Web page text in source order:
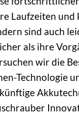
Laufzeiten und
sind auch
als ihre
wir die
Technologie